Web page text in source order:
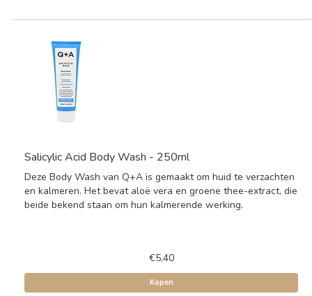
Salicylic Acid Body Wash - 250ml
Deze Body Wash van Q+A is gemaakt om huid te verzachten
en kalmeren. Het bevat aloë vera en groene thee-extract, die
beide bekend staan om hun kalmerende werking.
€5,40
Kopen